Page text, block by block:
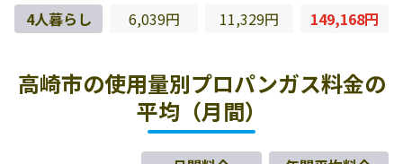
4人暮らし
6,039円 11,329円 149,168円
高崎市の使用量別プロパンガス料金の
平均（月間）